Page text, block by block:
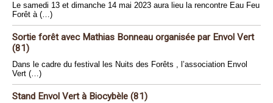
Le samedi 13 et dimanche 14 mai 2023 aura lieu la rencontre Eau Feu
Forêt à (…)
Sortie forêt avec Mathias Bonneau organisée par Envol Vert
(81)
Dans le cadre du festival les Nuits des Forêts , l’association Envol
Vert (…)
Stand Envol Vert à Biocybèle (81)